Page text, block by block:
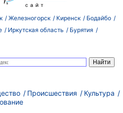
Железногорск Киренск
Бодайбо
Иркутская область
Бурятия
Происшествия
Культура